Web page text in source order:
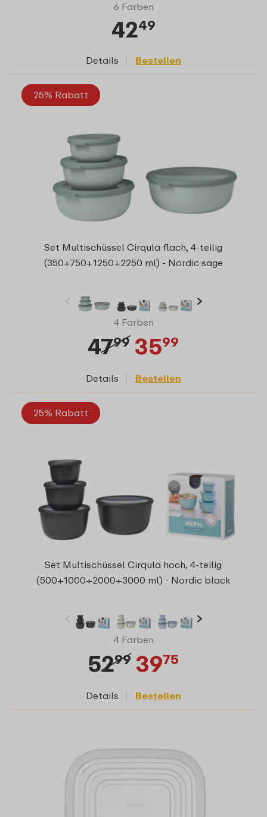
6 Farben
4249
Details Bestellen
25% Rabatt
Set Multischüssel Cirqula flach, 4-teilig
(350+750+1250+2250 ml) - Nordic sage
4 Farben
4799 3599
Details Bestellen
25% Rabatt
Set Multischüssel Cirqula hoch, 4-teilig
(500+1000+2000+3000 ml) - Nordic black
4 Farben
5299 3975
Details Bestellen